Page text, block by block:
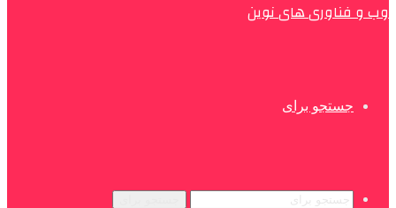
وب و فناوری های نوین
جستجو برای